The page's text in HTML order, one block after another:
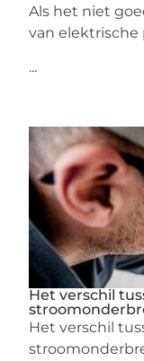
Als het niet
van
...
Het verschil
Het verschil